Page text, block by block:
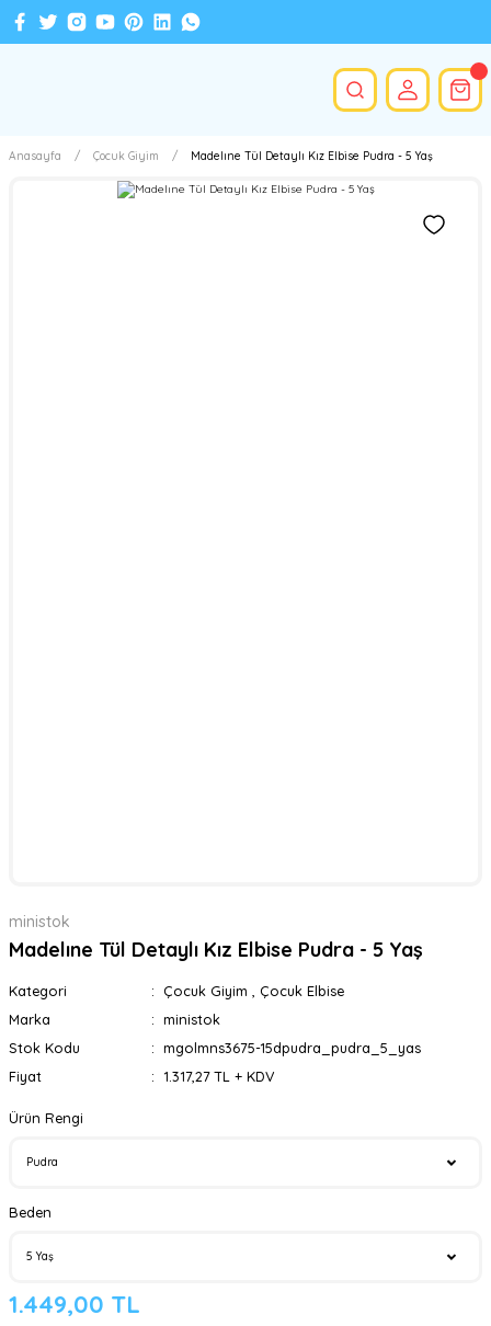
Anasayfa Çocuk Giyim Madelıne Tül Detaylı Kız Elbise Pudra - 5 Yaş
ministok
Madelıne Tül Detaylı Kız Elbise Pudra - 5 Yaş
Kategori Çocuk Giyim
Çocuk Elbise
Marka
ministok
Stok Kodu
mgolmns3675-15dpudra_pudra_5_yas
Fiyat
1.317,27 TL + KDV
Ürün Rengi
Beden
1.449,00 TL